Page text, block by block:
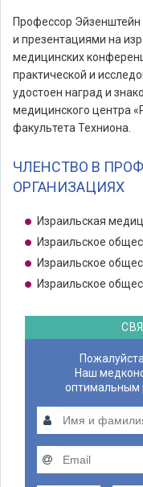
Профессор
и презентациями на
медицинских
практической и
удостоен наград и
медицинского центра
факультета Техниона.
ЧЛЕНСТВО В
ОРГАНИЗАЦИЯХ
Израильская
Израильское
Израильское
Израильское
Наш
оптимальным